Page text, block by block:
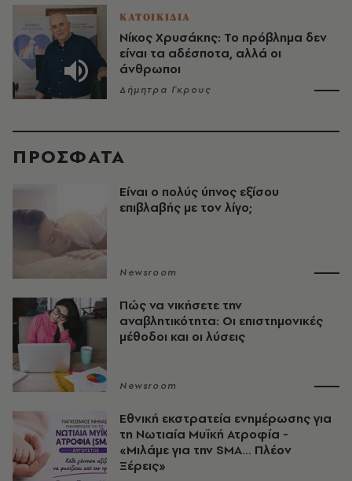
ΚΑΤΟΙΚΙΔΙΑ
Νίκος Χρυσάκης: Το πρόβλημα δεν
είναι τα αδέσποτα, αλλά οι
άνθρωποι
Δήμητρα Γκρους
ΠΡΟΣΦΑΤΑ
Είναι ο πολύς ύπνος εξίσου
επιβλαβής με τον λίγο;
Newsroom
Πώς να νικήσετε την
αναβλητικότητα: Οι επιστημονικές
μέθοδοι και οι λύσεις
Newsroom
Εθνική εκστρατεία ενημέρωσης για
τη Νωτιαία Μυϊκή Ατροφία -
«Μιλάμε για την SMA… Πλέον
Ξέρεις»